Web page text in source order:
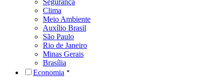
Segurança
Clima
Meio Ambiente
Auxílio Brasil
São Paulo
Rio de Janeiro
Minas Gerais
Brasília
Economia